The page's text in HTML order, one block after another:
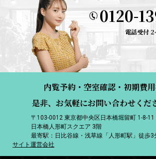
0120-
電話受付
内覧予約・空室確認・初期費
是非、お気軽にお問い合わせくだ
〒103-0012 東京都中央区日本橋堀留町 1-8-11
日本橋人形町スクエア 3階
最寄駅：日比谷線・浅草線「人形町駅」徒歩3
サイト運営会社